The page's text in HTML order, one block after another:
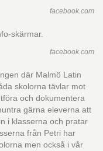
facebook.com
skärmar.
facebook.com
där Malmö Latin
skolorna tävlar mot
och dokumentera
gärna eleverna att
i klasserna och pratar
från Petri har
men också i vår